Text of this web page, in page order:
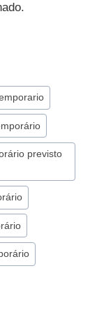
previsto